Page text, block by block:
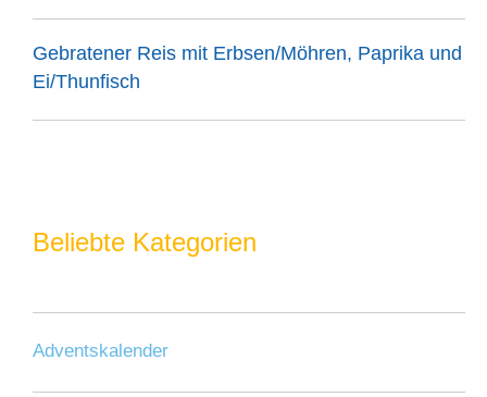
Gebratener Reis mit Erbsen/Möhren, Paprika und
Ei/Thunfisch
Beliebte Kategorien
Adventskalender